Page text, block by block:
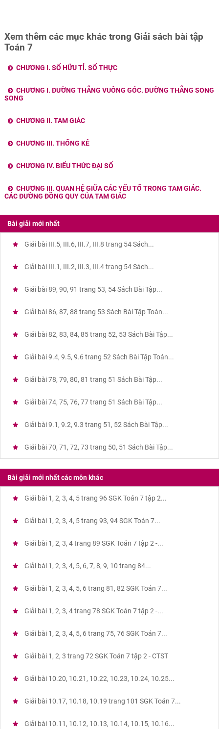
Xem thêm các mục khác trong Giải sách bài tập
Toán 7
CHƯƠNG I. SỐ HỮU TỈ. SỐ THỰC
CHƯƠNG I. ĐƯỜNG THẲNG VUÔNG GÓC. ĐƯỜNG THẲNG SONG
SONG
CHƯƠNG II. TAM GIÁC
CHƯƠNG III. THỐNG KÊ
CHƯƠNG IV. BIỂU THỨC ĐẠI SỐ
CHƯƠNG III. QUAN HỆ GIỮA CÁC YẾU TỐ TRONG TAM GIÁC.
CÁC ĐƯỜNG ĐỒNG QUY CỦA TAM GIÁC
Bài giải mới nhất
Giải bài III.5, III.6, III.7, III.8 trang 54 Sách...
Giải bài III.1, III.2, III.3, III.4 trang 54 Sách...
Giải bài 89, 90, 91 trang 53, 54 Sách Bài Tập...
Giải bài 86, 87, 88 trang 53 Sách Bài Tập Toán...
Giải bài 82, 83, 84, 85 trang 52, 53 Sách Bài Tập...
Giải bài 9.4, 9.5, 9.6 trang 52 Sách Bài Tập Toán...
Giải bài 78, 79, 80, 81 trang 51 Sách Bài Tập...
Giải bài 74, 75, 76, 77 trang 51 Sách Bài Tập...
Giải bài 9.1, 9.2, 9.3 trang 51, 52 Sách Bài Tập...
Giải bài 70, 71, 72, 73 trang 50, 51 Sách Bài Tập...
Bài giải mới nhất các môn khác
Giải bài 1, 2, 3, 4, 5 trang 96 SGK Toán 7 tập 2...
Giải bài 1, 2, 3, 4, 5 trang 93, 94 SGK Toán 7...
Giải bài 1, 2, 3, 4 trang 89 SGK Toán 7 tập 2 -...
Giải bài 1, 2, 3, 4, 5, 6, 7, 8, 9, 10 trang 84...
Giải bài 1, 2, 3, 4, 5, 6 trang 81, 82 SGK Toán 7...
Giải bài 1, 2, 3, 4 trang 78 SGK Toán 7 tập 2 -...
Giải bài 1, 2, 3, 4, 5, 6 trang 75, 76 SGK Toán 7...
Giải bài 1, 2, 3 trang 72 SGK Toán 7 tập 2 - CTST
Giải bài 10.20, 10.21, 10.22, 10.23, 10.24, 10.25...
Giải bài 10.17, 10.18, 10.19 trang 101 SGK Toán 7...
Giải bài 10.11, 10.12, 10.13, 10.14, 10.15, 10.16...